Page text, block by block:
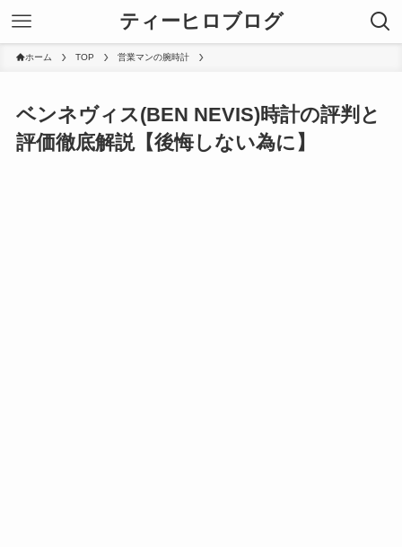
ティーヒロブログ
ホーム TOP 営業マンの腕時計
ベンネヴィス(BEN NEVIS)時計の評判と
評価徹底解説【後悔しない為に】